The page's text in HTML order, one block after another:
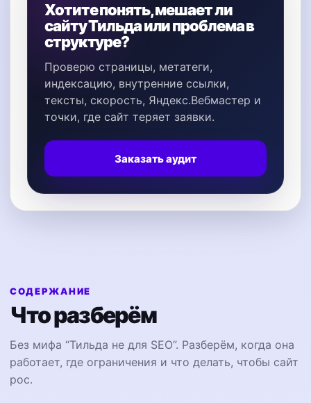
Хотите понять, мешает ли
сайту Тильда или проблема в
структуре?
Проверю страницы, метатеги,
индексацию, внутренние ссылки,
тексты, скорость, Яндекс.Вебмастер и
точки, где сайт теряет заявки.
Заказать аудит
СОДЕРЖАНИЕ
Что разберём
Без мифа “Тильда не для SEO”. Разберём, когда она
работает, где ограничения и что делать, чтобы сайт
рос.